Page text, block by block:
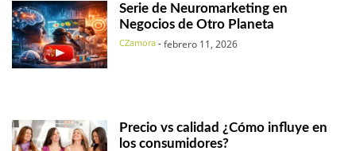
Serie de Neuromarketing en
Negocios de Otro Planeta
CZamora - febrero 11, 2026
Precio vs calidad ¿Cómo influye en
los consumidores?